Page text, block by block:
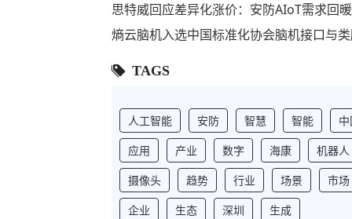
思特威回应差异化涨价：安防AIoT需求回
熵云脑机入选中国标准化协会脑机接口与
TAGS
人工智能 安防 智慧 智能
应用
产业 数字 海康
机器人
摄像头
趋势 行业 场景
市场
企业
生态 深圳 生成